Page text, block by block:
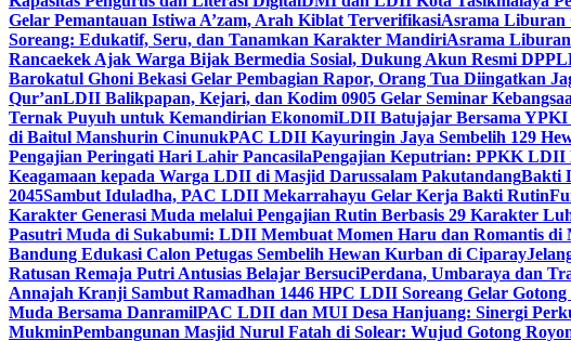
Gelar Pemantauan Istiwa A’zam, Arah Kiblat TerverifikasiAsrama Liburan
Soreang: Edukatif, Seru, dan Tanamkan Karakter MandiriAsrama
Rancaekek Ajak Warga Bijak Bermedia Sosial, Dukung Akun Resmi DPP
Barokatul Ghoni Bekasi Gelar Pembagian Rapor, Orang Tua Diingatkan
Qur’anLDII Balikpapan, Kejari, dan Kodim 0905 Gelar Seminar
Ternak Puyuh untuk Kemandirian EkonomiLDII Batujajar Bersama YPKI
di Baitul Manshurin CinunukPAC LDII Kayuringin Jaya Sembelih 129
Pengajian Peringati Hari Lahir PancasilaPengajian Keputrian: PPKK LDII
Keagamaan kepada Warga LDII di Masjid Darussalam PakutandangBakti
2045Sambut Iduladha, PAC LDII Mekarrahayu Gelar Kerja Bakti Rutin
Karakter Generasi Muda melalui Pengajian Rutin Berbasis 29 Karakter
Pasutri Muda di Sukabumi: LDII Membuat Momen Haru dan Romantis di
Bandung Edukasi Calon Petugas Sembelih Hewan Kurban di Ciparay
Ratusan Remaja Putri Antusias Belajar BersuciPerdana, Umbaraya dan
Annajah Kranji Sambut Ramadhan 1446 HPC LDII Soreang Gelar
Muda Bersama DanramilPAC LDII dan MUI Desa Hanjuang: Sinergi
MukminPembangunan Masjid Nurul Fatah di Solear: Wujud Gotong